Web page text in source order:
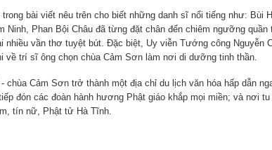
bài viết nêu trên cho biết những danh sĩ nổi tiếng như: Bùi
Ninh, Phan Bội Châu đã từng đặt chân đến chiêm ngưỡng quần
nhiều vần thơ tuyệt bút. Đặc biệt, Uy viễn Tướng công Nguyễn
về trí sĩ ông chọn chùa Cảm Sơn làm nơi di dưỡng tinh thần.
- chùa Cảm Sơn trở thành một địa chỉ du lịch văn hóa hấp dẫn
đón các đoàn hành hương Phật giáo khắp mọi miền; và nơi
tín nữ, Phật tử Hà Tĩnh.